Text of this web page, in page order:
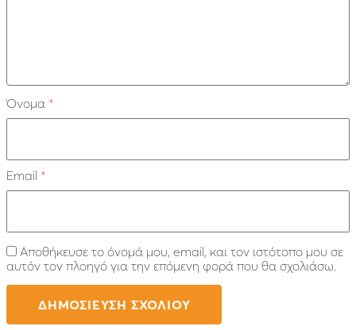
Όνομα *
Email *
Αποθήκευσε το όνομά μου, email, και τον ιστότοπο μου σε
αυτόν τον πλοηγό για την επόμενη φορά που θα σχολιάσω.